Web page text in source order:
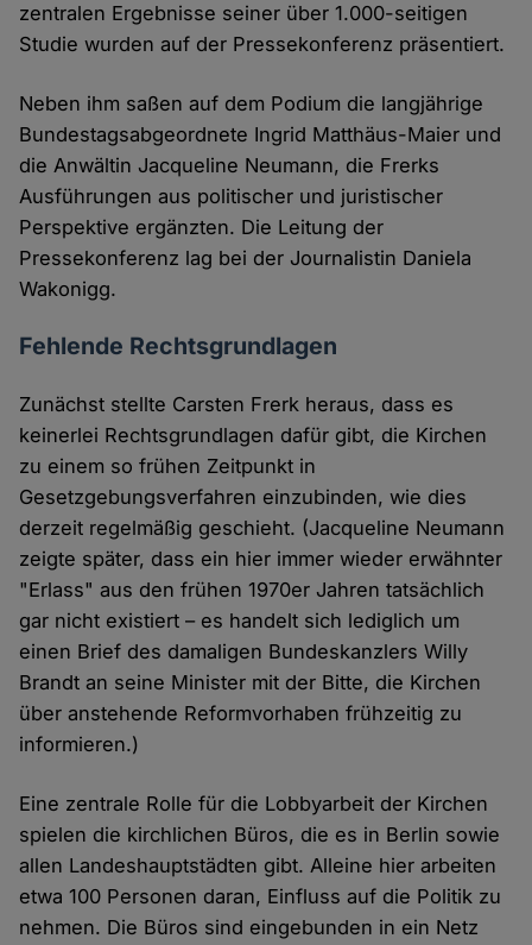
zentralen Ergebnisse seiner über 1.000-seitigen
Studie wurden auf der Pressekonferenz präsentiert.
Neben ihm saßen auf dem Podium die langjährige
Bundestagsabgeordnete Ingrid Matthäus-Maier und
die Anwältin Jacqueline Neumann, die Frerks
Ausführungen aus politischer und juristischer
Perspektive ergänzten. Die Leitung der
Pressekonferenz lag bei der Journalistin Daniela
Wakonigg.
Fehlende Rechtsgrundlagen
Zunächst stellte Carsten Frerk heraus, dass es
keinerlei Rechtsgrundlagen dafür gibt, die Kirchen
zu einem so frühen Zeitpunkt in
Gesetzgebungsverfahren einzubinden, wie dies
derzeit regelmäßig geschieht. (Jacqueline Neumann
zeigte später, dass ein hier immer wieder erwähnter
"Erlass" aus den frühen 1970er Jahren tatsächlich
gar nicht existiert – es handelt sich lediglich um
einen Brief des damaligen Bundeskanzlers Willy
Brandt an seine Minister mit der Bitte, die Kirchen
über anstehende Reformvorhaben frühzeitig zu
informieren.)
Eine zentrale Rolle für die Lobbyarbeit der Kirchen
spielen die kirchlichen Büros, die es in Berlin sowie
allen Landeshauptstädten gibt. Alleine hier arbeiten
etwa 100 Personen daran, Einfluss auf die Politik zu
nehmen. Die Büros sind eingebunden in ein Netz